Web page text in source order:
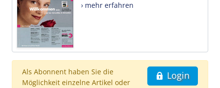
› mehr erfahren
Login
Als Abonnent haben Sie die
Möglichkeit einzelne Artikel oder